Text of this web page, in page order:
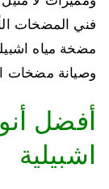
فني المضخات
مضخة مياه
وصيانة مضخات
أفضل
اشبيلية